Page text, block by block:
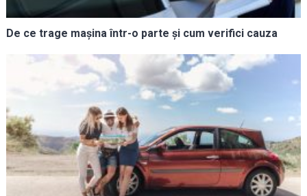
De ce trage mașina într-o parte și cum verifici cauza